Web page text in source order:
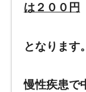
は２００円
となります。
慢性疾患で